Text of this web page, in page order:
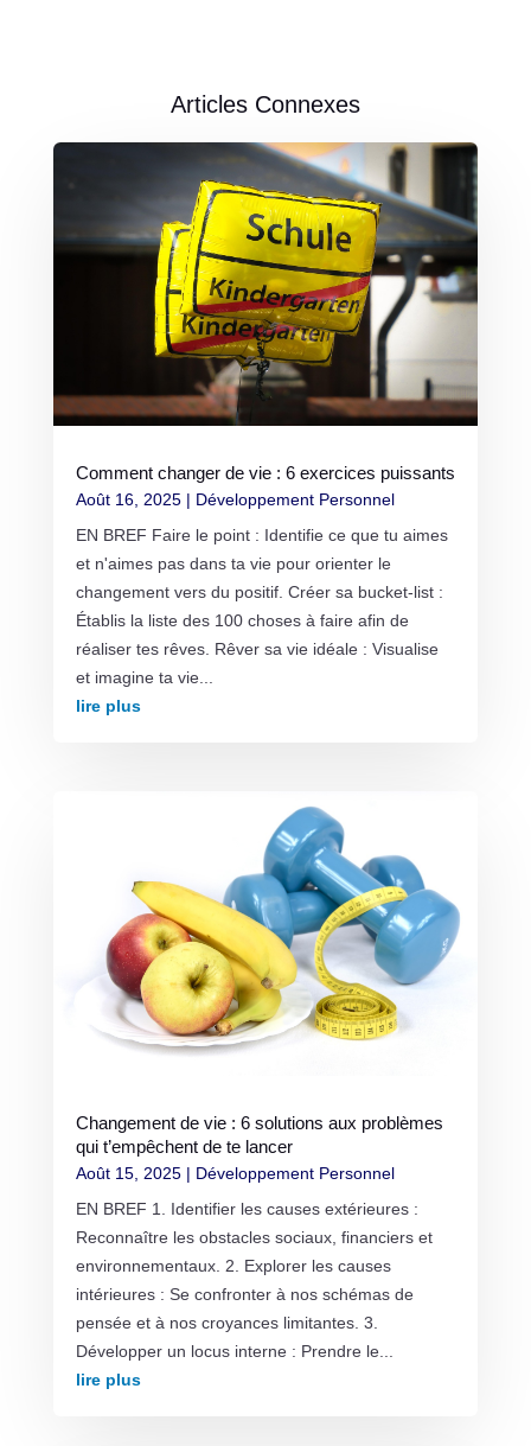
Articles Connexes
Comment changer de vie : 6 exercices puissants
Août 16, 2025| Développement Personnel
EN BREF Faire le point : Identifie ce que tu aimes
et n'aimes pas dans ta vie pour orienter le
changement vers du positif. Créer sa bucket-list :
Établis la liste des 100 choses à faire afin de
réaliser tes rêves. Rêver sa vie idéale : Visualise
et imagine ta vie...
lire plus
Changement de vie : 6 solutions aux problèmes
qui t’empêchent de te lancer
Août 15, 2025| Développement Personnel
EN BREF 1. Identifier les causes extérieures :
Reconnaître les obstacles sociaux, financiers et
environnementaux. 2. Explorer les causes
intérieures : Se confronter à nos schémas de
pensée et à nos croyances limitantes. 3.
Développer un locus interne : Prendre le...
lire plus